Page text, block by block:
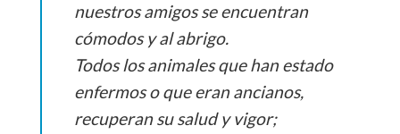
nuestros amigos se encuentran
cómodos y al abrigo.
Todos los animales que han estado
enfermos o que eran ancianos,
recuperan su salud y vigor;